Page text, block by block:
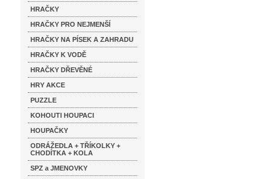
HRAČKY
HRAČKY PRO NEJMENŠÍ
HRAČKY NA PÍSEK A ZAHRADU
HRAČKY K VODĚ
HRAČKY DŘEVĚNÉ
HRY AKCE
PUZZLE
KOHOUTI HOUPACI
HOUPAČKY
ODRÁŽEDLA + TŘÍKOLKY +
CHODÍTKA + KOLA
SPZ a JMENOVKY